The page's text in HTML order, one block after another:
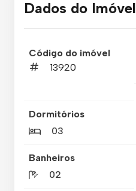
Dados do Imóvel
Código do imóvel
13920
Dormitórios
03
Banheiros
02